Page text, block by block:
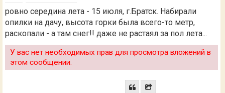
ровно середина лета - 15 июля, г.Братск. Набирали
опилки на дачу, высота горки была всего-то метр,
раскопали - а там снег!! даже не растаял за пол лета...
У вас нет необходимых прав для просмотра вложений в
этом сообщении.